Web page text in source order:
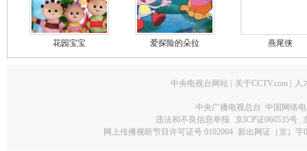
花园宝宝 爱探险的朵拉 燕尾侠
中央电视台网站 关于CCTV.com 人
中央广播电视总台 中国网络
违法和不良信息举报
京ICP证060535号
网上传播视听节目许可证号 0102004 新出网证（京）